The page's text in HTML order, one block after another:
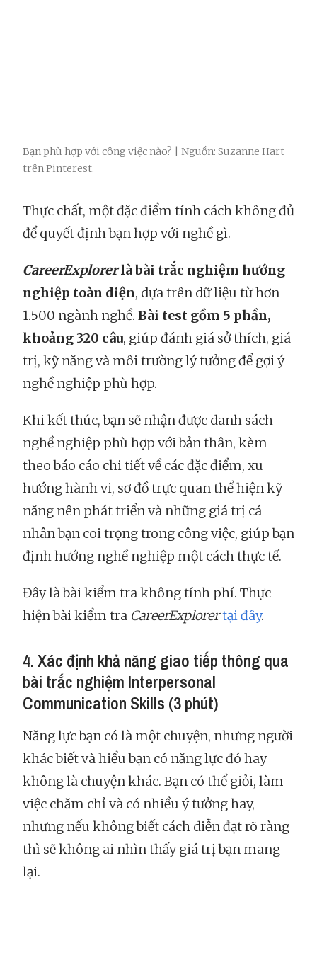
Bạn phù hợp với công việc nào? | Nguồn: Suzanne Hart
trên Pinterest.
Thực chất, một đặc điểm tính cách không đủ
để quyết định bạn hợp với nghề gì.
CareerExplorerlà bài trắc nghiệm hướng
nghiệp toàn diện, dựa trên dữ liệu từ hơn
1.500 ngành nghề. Bài test gồm 5 phần,
khoảng 320 câu, giúp đánh giá sở thích, giá
trị, kỹ năng và môi trường lý tưởng để gợi ý
nghề nghiệp phù hợp.
Khi kết thúc, bạn sẽ nhận được danh sách
nghề nghiệp phù hợp với bản thân, kèm
theo báo cáo chi tiết về các đặc điểm, xu
hướng hành vi, sơ đồ trực quan thể hiện kỹ
năng nên phát triển và những giá trị cá
nhân bạn coi trọng trong công việc, giúp bạn
định hướng nghề nghiệp một cách thực tế.
Đây là bài kiểm tra không tính phí. Thực
hiện bài kiểm tra CareerExplorertại đây.
4. Xác định khả năng giao tiếp thông qua
bài trắc nghiệm Interpersonal
Communication Skills (3 phút)
Năng lực bạn có là một chuyện, nhưng người
khác biết và hiểu bạn có năng lực đó hay
không là chuyện khác. Bạn có thể giỏi, làm
việc chăm chỉ và có nhiều ý tưởng hay,
nhưng nếu không biết cách diễn đạt rõ ràng
thì sẽ không ai nhìn thấy giá trị bạn mang
lại.